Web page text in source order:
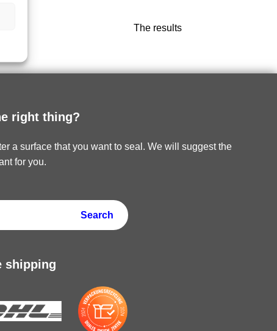
The results
right thing?
a surface that you want to seal. We will suggest the
for you.
shipping